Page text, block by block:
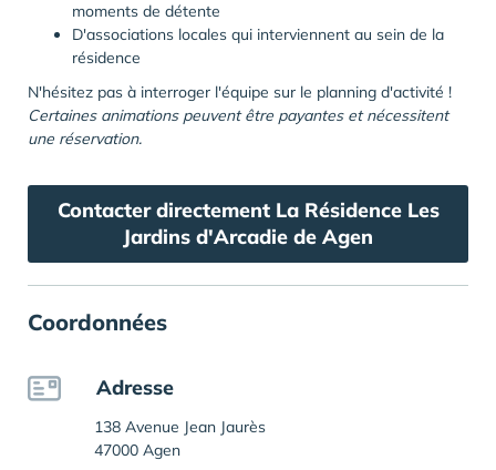
moments de détente
D'associations locales qui interviennent au sein de la
résidence
N'hésitez pas à interroger l'équipe sur le planning d'activité !
Certaines animations peuvent être payantes et nécessitent
une réservation.
Contacter directement La Résidence Les
Jardins d'Arcadie de Agen
Coordonnées
Adresse
138 Avenue Jean Jaurès
47000 Agen